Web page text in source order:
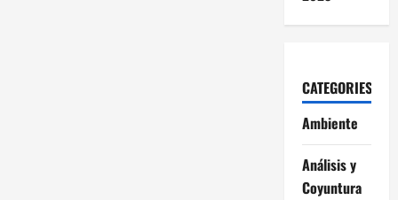
CATEGORIES
Ambiente
Análisis y
Coyuntura